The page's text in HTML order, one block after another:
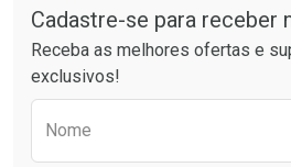
Ativar Desconto
Comprar sem Desconto
Comprar sem Desconto
Por R$ 42,13/cada
Cadastre-se para receber
Receba as melhores ofertas e
exclusivos!
Nome